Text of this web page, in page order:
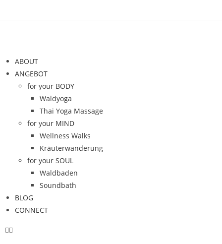
ABOUT
ANGEBOT
for your BODY
Waldyoga
Thai Yoga Massage
for your MIND
Wellness Walks
Kräuterwanderung
for your SOUL
Waldbaden
Soundbath
BLOG
CONNECT